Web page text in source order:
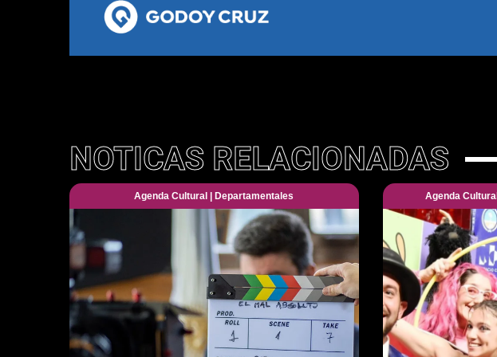
NOTICAS RELACIONADAS
Agenda Cultural Departamentales Agenda Cultural